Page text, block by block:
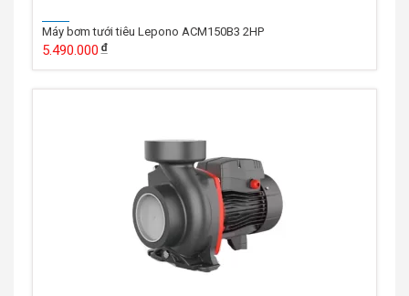
Máy bơm tưới tiêu Lepono ACM150B3 2HP
5.490.000